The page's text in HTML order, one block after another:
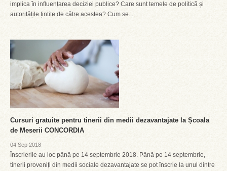
implica în influențarea deciziei publice? Care sunt temele de politică și
autoritățile țintite de către acestea? Cum se...
Cursuri gratuite pentru tinerii din medii dezavantajate la Școala
de Meserii CONCORDIA
04 Sep 2018
Înscrierile au loc până pe 14 septembrie 2018. Până pe 14 septembrie,
tinerii proveniți din medii sociale dezavantajate se pot înscrie la unul dintre